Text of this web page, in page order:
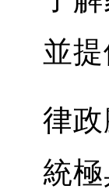
並
律
統